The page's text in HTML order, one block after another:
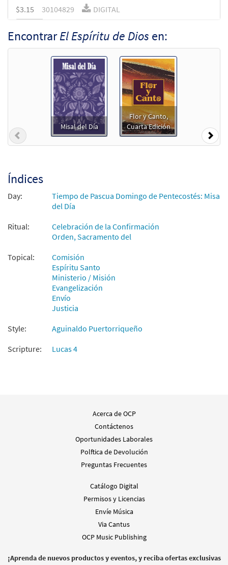
$3.15 30104829 DIGITAL
El Espíritu de Dios [Acompañamiento
Guitarra - Descargue]
from Spanish Missal Accompaniment
30104830 DIGITAL
Agregar al carrito
Agregar al carrito
El Espíritu de Dios [Letra y Acordes –
from Flor y Canto tercera edición
30112593 DIGITAL
Agregar al carrito
EncontrarEl Espíritu de Dios en:
Misal del Día
Flor y Canto,
Cuarta Edición
Previous
Índices
Day:
Tiempo de Pascua Domingo de Pentecostés: Misa
del Día
Ritual:
Celebración de la Confirmación
Orden, Sacramento del
Topical:
Comisión
Espíritu Santo
Ministerio / Misión
Evangelización
Envío
Justicia
Style:
Aguinaldo Puertorriqueño
Scripture:
Lucas 4
Acerca de OCP
Contáctenos
Oportunidades Laborales
Polftica de Devolución
Preguntas Frecuentes
Catálogo Digital
Permisos y Licencias
Envíe Música
Via Cantus
OCP Music Publishing
¡Aprenda de nuevos productos y eventos, y reciba ofertas exclusivas